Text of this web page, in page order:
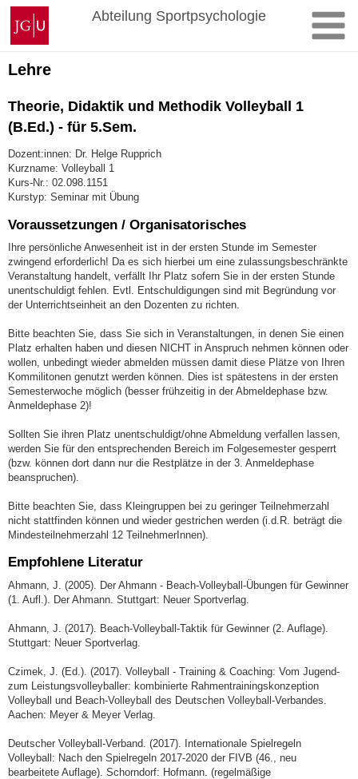
Zum
Inhalt
springen
Johannes
Gutenberg-
Universität
Mainz
Abteilung Sportpsychologie
Lehre
Theorie, Didaktik und Methodik Volleyball 1
(B.Ed.) - für 5.Sem.
Dozent:innen: Dr. Helge Rupprich
Kurzname: Volleyball 1
Kurs-Nr.: 02.098.1151
Kurstyp: Seminar mit Übung
Voraussetzungen / Organisatorisches
Ihre persönliche Anwesenheit ist in der ersten Stunde im Semester
zwingend erforderlich! Da es sich hierbei um eine zulassungsbeschränkte
Veranstaltung handelt, verfällt Ihr Platz sofern Sie in der ersten Stunde
unentschuldigt fehlen. Evtl. Entschuldigungen sind mit Begründung vor
der Unterrichtseinheit an den Dozenten zu richten.
Bitte beachten Sie, dass Sie sich in Veranstaltungen, in denen Sie einen
Platz erhalten haben und diesen NICHT in Anspruch nehmen können oder
wollen, unbedingt wieder abmelden müssen damit diese Plätze von Ihren
Kommilitonen genutzt werden können. Dies ist spätestens in der ersten
Semesterwoche möglich (besser frühzeitig in der Abmeldephase bzw.
Anmeldephase 2)!
Sollten Sie ihren Platz unentschuldigt/ohne Abmeldung verfallen lassen,
werden Sie für den entsprechenden Bereich im Folgesemester gesperrt
(bzw. können dort dann nur die Restplätze in der 3. Anmeldephase
beanspruchen).
Bitte beachten Sie, dass Kleingruppen bei zu geringer Teilnehmerzahl
nicht stattfinden können und wieder gestrichen werden (i.d.R. beträgt die
Mindesteilnehmerzahl 12 TeilnehmerInnen).
Empfohlene Literatur
Ahmann, J. (2005). Der Ahmann - Beach-Volleyball-Übungen für Gewinner
(1. Aufl.). Der Ahmann. Stuttgart: Neuer Sportverlag.
Ahmann, J. (2017). Beach-Volleyball-Taktik für Gewinner (2. Auflage).
Stuttgart: Neuer Sportverlag.
Czimek, J. (Ed.). (2017). Volleyball - Training & Coaching: Vom Jugend-
zum Leistungsvolleyballer: kombinierte Rahmentrainingskonzeption
Volleyball und Beach-Volleyball des Deutschen Volleyball-Verbandes.
Aachen: Meyer & Meyer Verlag.
Deutscher Volleyball-Verband. (2017). Internationale Spielregeln
Volleyball: Nach den Spielregeln 2017-2020 der FIVB (46., neu
bearbeitete Auflage). Schorndorf: Hofmann. (regelmäßige